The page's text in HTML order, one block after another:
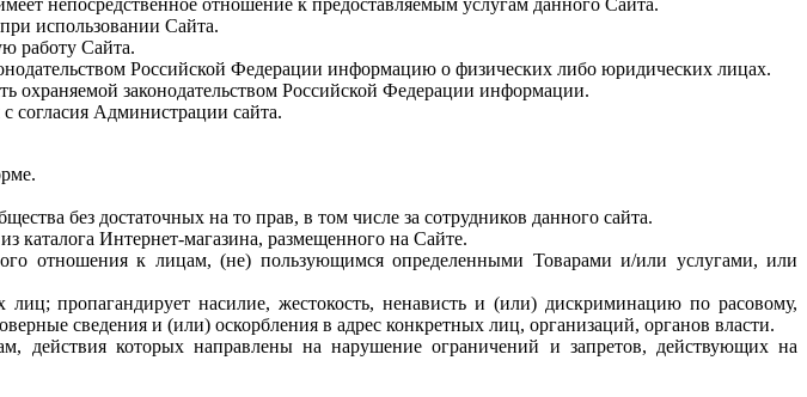
непосредственное отношение к предоставляемым услугам данного Сайта.
использовании Сайта.
работу Сайта.
Российской Федерации информацию о физических либо юридических лицах.
охраняемой законодательством Российской Федерации информации.
согласия Администрации сайта.
без достаточных на то прав, в том числе за сотрудников данного сайта.
каталога Интернет-магазина, размещенного на Сайте.
отношения к лицам, (не) пользующимся определенными Товарами и/или услугами, или
пропагандирует насилие, жестокость, ненависть и (или) дискриминацию по расовому,
сведения и (или) оскорбления в адрес конкретных лиц, организаций, органов власти.
действия которых направлены на нарушение ограничений и запретов, действующих на